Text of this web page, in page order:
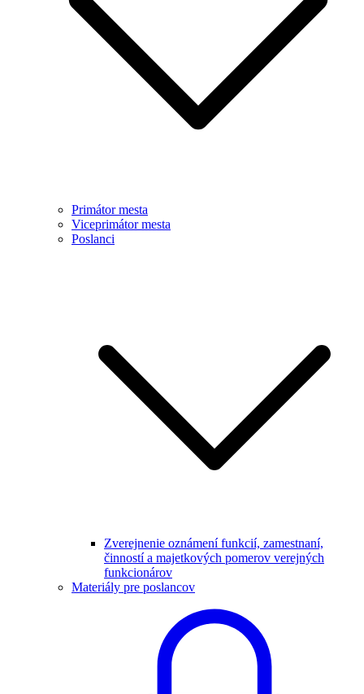
Primátor mesta
Viceprimátor mesta
Poslanci
Zverejnenie oznámení funkcií, zamestnaní,
činností a majetkových pomerov verejných
funkcionárov
Materiály pre poslancov